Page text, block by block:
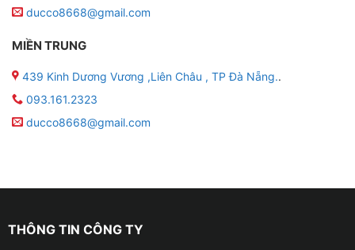
ducco8668@gmail.com
MIỀN TRUNG
439 Kinh Dương Vương ,Liên Châu , TP Đà Nẵng..
093.161.2323
ducco8668@gmail.com
THÔNG TIN CÔNG TY